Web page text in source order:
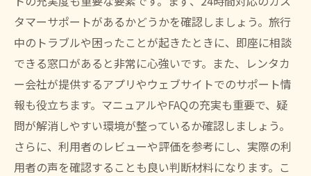
タマーサポートがあるかどうかを確認しましょう。旅行
中のトラブルや困ったことが起きたときに、即座に相談
できる窓口があると非常に心強いです。また、レンタカ
ー会社が提供するアプリやウェブサイトでのサポート情
報も役立ちます。マニュアルやFAQの充実も重要で、疑
問が解消しやすい環境が整っているか確認しましょう。
さらに、利用者のレビューや評価を参考にし、実際の利
用者の声を確認することも良い判断材料になります。こ